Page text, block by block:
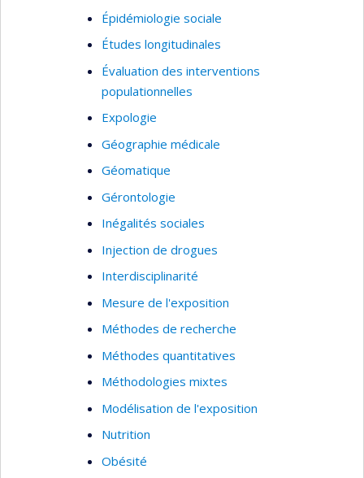
Épidémiologie sociale
Études longitudinales
Évaluation des interventions
populationnelles
Expologie
Géographie médicale
Géomatique
Gérontologie
Inégalités sociales
Injection de drogues
Interdisciplinarité
Mesure de l'exposition
Méthodes de recherche
Méthodes quantitatives
Méthodologies mixtes
Modélisation de l'exposition
Nutrition
Obésité